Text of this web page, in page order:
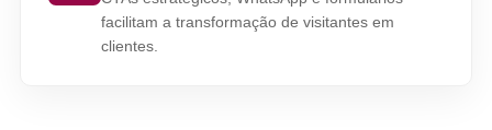
facilitam a transformação de visitantes em
clientes.